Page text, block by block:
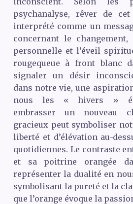
psychanalyse, rêver de
interprété comme un
concernant le
personnelle et l’éveil
rougequeue à front blanc
signaler un désir
dans notre vie, une
nous les « hivers »
embrasser un nouveau
gracieux peut symboliser
liberté et d’élévation au-
quotidiennes. Le contraste
et sa poitrine orangée
représenter la dualité en
symbolisant la pureté et la
que l’orange évoque la